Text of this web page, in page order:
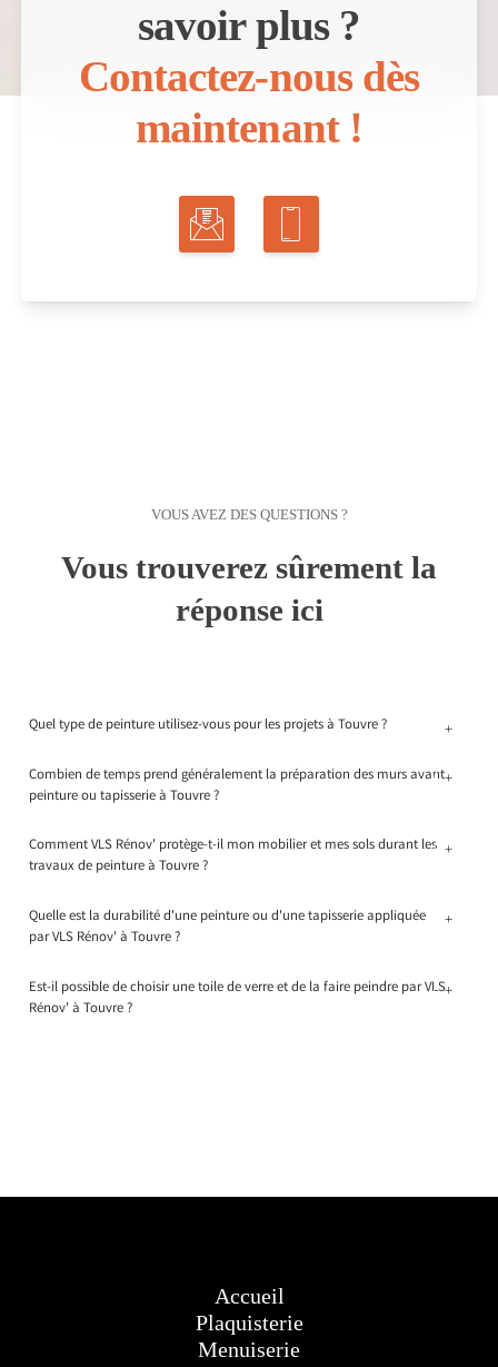
savoir plus ?
Contactez-nous dès
maintenant !
VOUS AVEZ DES QUESTIONS ?
Vous trouverez sûrement la
réponse ici
Quel type de peinture utilisez-vous pour les projets à Touvre ? +
Combien de temps prend généralement la préparation des murs avant
peinture ou tapisserie à Touvre ?
+
Comment VLS Rénov' protège-t-il mon mobilier et mes sols durant les
travaux de peinture à Touvre ?
+
Quelle est la durabilité d'une peinture ou d'une tapisserie appliquée
par VLS Rénov' à Touvre ?
+
Est-il possible de choisir une toile de verre et de la faire peindre par VLS
Rénov' à Touvre ?
+
Accueil
Plaquisterie
Menuiserie